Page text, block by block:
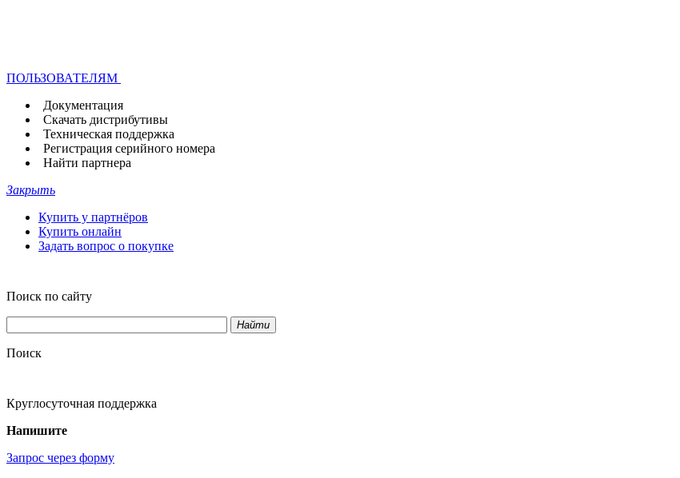
ПОЛЬЗОВАТЕЛЯМ
Документация
Скачать дистрибутивы
Техническая поддержка
Регистрация серийного номера
Найти партнера
Закрыть
Купить у партнёров
Купить онлайн
Задать вопрос о покупке
Поиск по сайту
Найти
Поиск
Круглосуточная поддержка
Напишите
Запрос через форму